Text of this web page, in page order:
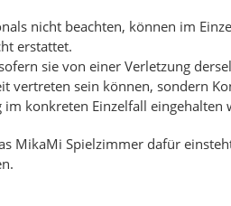
nicht beachten, können im
erstattet.
sie von einer Verletzung
vertreten sein können, sondern
im konkreten Einzelfall eingehalten
MikaMi Spielzimmer dafür